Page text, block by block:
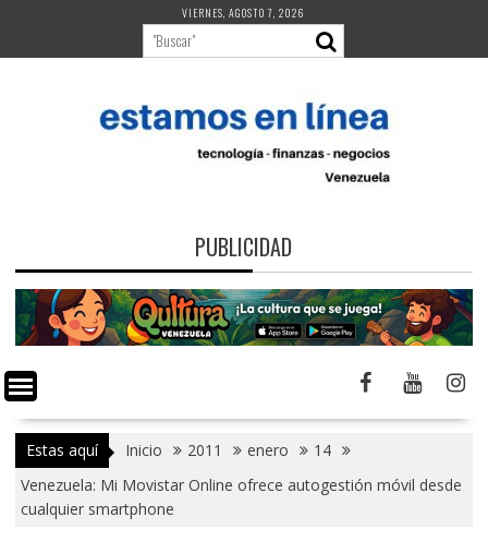
contenido
VIERNES, AGOSTO 7, 2026
PUBLICIDAD
Estas aquí Inicio 2011 enero
14
Venezuela: Mi Movistar Online ofrece autogestión móvil desde
cualquier smartphone